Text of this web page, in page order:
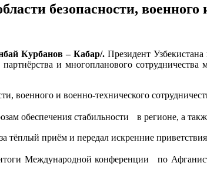
безопасности, военного
Курбанов – Кабар/. Президент
и многопланового
военного и военно-технического
обеспечения стабильности в регионе, а
тёплый приём и передал искренние
Международной конференции по